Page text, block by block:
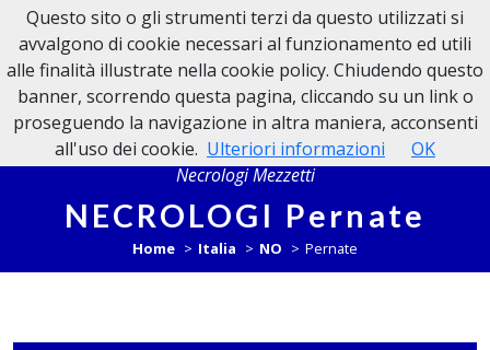
NECROLOGI MEZZETTI
Necrologi Mezzetti
NECROLOGI Pernate
Home Italia NO Pernate
Questo sito o gli strumenti terzi da questo utilizzati si
avvalgono di cookie necessari al funzionamento ed utili
alle finalità illustrate nella cookie policy. Chiudendo questo
banner, scorrendo questa pagina, cliccando su un link o
proseguendo la navigazione in altra maniera, acconsenti
all'uso dei cookie. Ulteriori informazioni OK